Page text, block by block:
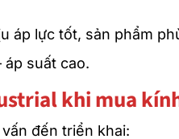
áp lực tốt, sản phẩm
áp suất cao.
khi mua
đến triển khai: